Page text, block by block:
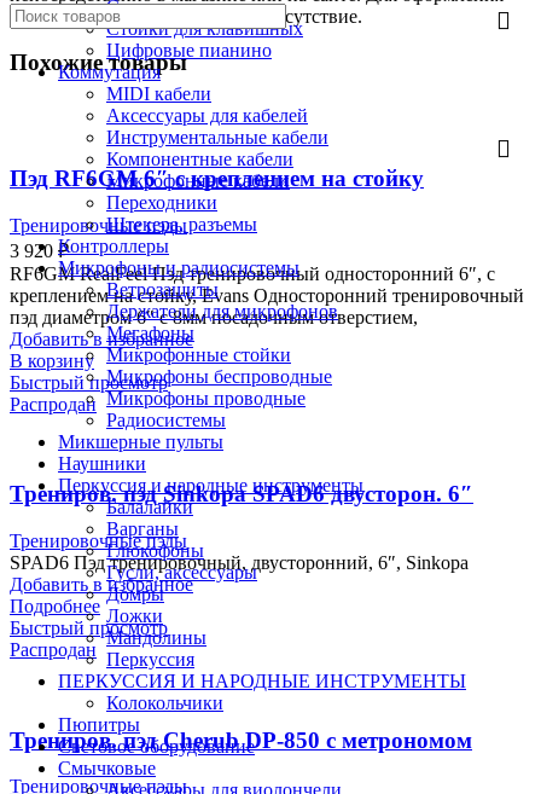
Синтезаторы
Стойки для клавишных
Цифровые пианино
Коммутация
MIDI кабели
Аксессуары для кабелей
Инструментальные кабели
Компонентные кабели
Микрофонные кабели
Переходники
Штекера, разъемы
Контроллеры
Микрофоны и радиосистемы
Ветрозащиты
Держатели для микрофонов
Мегафоны
Микрофонные стойки
Микрофоны беспроводные
Микрофоны проводные
Радиосистемы
Микшерные пульты
Наушники
Перкуссия и народные инструменты
Балалайки
Варганы
Глюкофоны
Гусли, аксессуары
Домры
Ложки
Мандолины
Перкуссия
ПЕРКУССИЯ И НАРОДНЫЕ ИНСТРУМЕНТЫ
Колокольчики
Пюпитры
Световое оборудование
Смычковые
Аксессуары для виолончели
необходим паспорт и личное присутствие.
Похожие товары
Пэд RF6GM 6″ с креплением на стойку
Тренировочные пэды
3 920 ₽
RF6GM RealFeel Пэд тренировочный односторонний 6″, с
креплением на стойку, Evans Односторонний тренировочный
пэд диаметром 6″ с 8мм посадочным отверстием,
Добавить в избранное
В корзину
Быстрый просмотр
Распродан
Трениров. пэд Sinkopa SPAD6 двусторон. 6″
Тренировочные пэды
SPAD6 Пэд тренировочный, двусторонний, 6″, Sinkopa
Добавить в избранное
Подробнее
Быстрый просмотр
Распродан
Трениров. пэд Cherub DP-850 с метрономом
Тренировочные пэды